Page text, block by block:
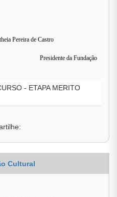
Pereira de Castro
Fundação
- ETAPA MERITO
Cultural